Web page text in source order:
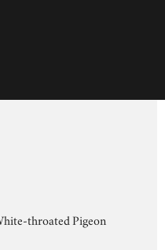
throated Pigeon